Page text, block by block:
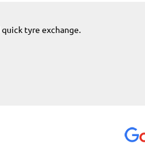
tyre exchange.